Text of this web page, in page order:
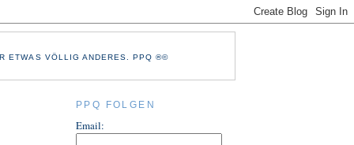
ETWAS VÖLLIG ANDERES. PPQ ®©
PPQ FOLGEN
Email: